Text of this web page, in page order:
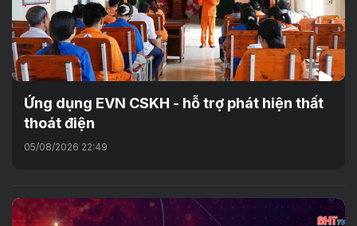
Ứng dụng EVN CSKH - hỗ trợ phát hiện thất
thoát điện
05/08/2026 22:49